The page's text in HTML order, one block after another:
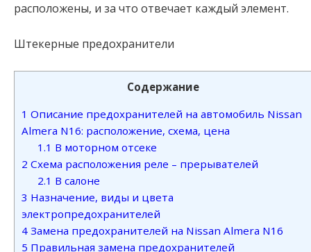
расположены, и за что отвечает каждый элемент.
Штекерные предохранители
Содержание
1 Описание предохранителей на автомобиль Nissan
Almera N16: расположение, схема, цена
1.1 В моторном отсеке
2 Схема расположения реле – прерывателей
2.1 В салоне
3 Назначение, виды и цвета
электропредохранителей
4 Замена предохранителей на Nissan Almera N16
5 Правильная замена предохранителей